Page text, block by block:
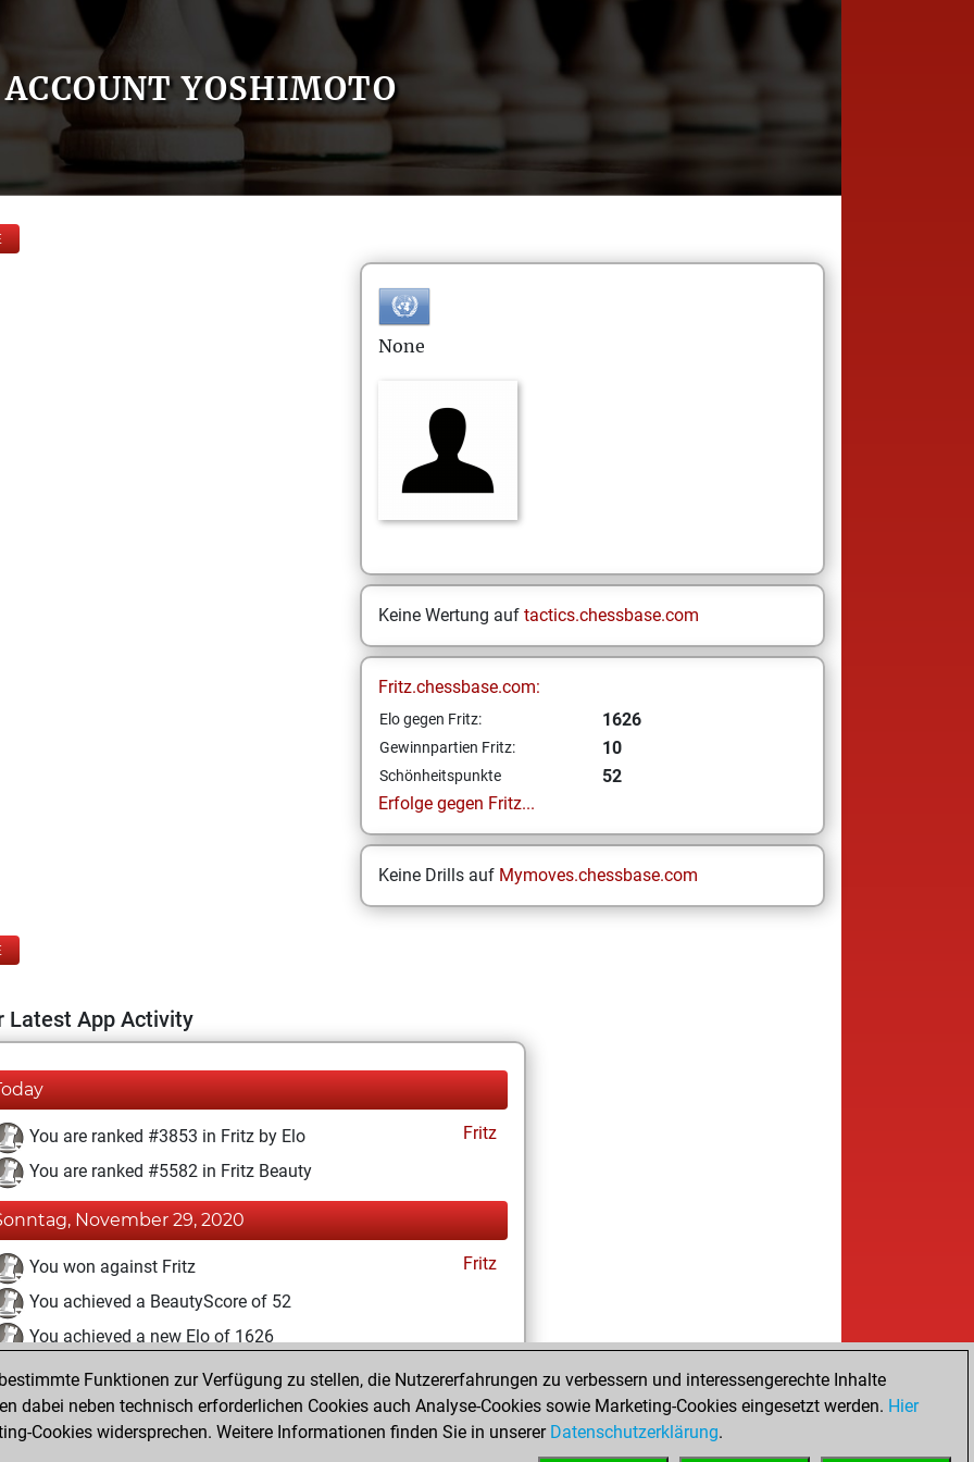
ACCOUNT YOSHIMOTO
None
Keine Wertung auf tactics.chessbase.com
Fritz.chessbase.com:
Elo gegen Fritz: 1626
Gewinnpartien Fritz: 10
Schönheitspunkte
52
Erfolge gegen Fritz...
Keine Drills auf Mymoves.chessbase.com
Latest App Activity
You are ranked #3853 in Fritz by Elo
Fritz
You are ranked #5582 in Fritz Beauty
November 29, 2020
You won against Fritz
Fritz
You achieved a BeautyScore of 52
You achieved a new Elo of 1626
Mittwoch, November 25, 2020
You created your Fritz account Fritz
Funktionen zur Verfügung zu stellen, die Nutzererfahrungen zu verbessern und interessengerechte Inhalte
dabei neben technisch erforderlichen Cookies auch Analyse-Cookies sowie Marketing-Cookies eingesetzt werden. Hier
Cookies widersprechen. Weitere Informationen finden Sie in unserer Datenschutzerklärung.